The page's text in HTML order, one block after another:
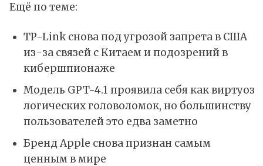
Ещё по теме:
TP-Link снова под угрозой запрета в США
из-за связей с Китаем и подозрений в
кибершпионаже
Модель GPT-4.1 проявила себя как виртуоз
логических головоломок, но большинству
пользователей это едва заметно
Бренд Apple снова признан самым
ценным в мире